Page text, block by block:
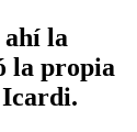
la
la propia
Icardi.